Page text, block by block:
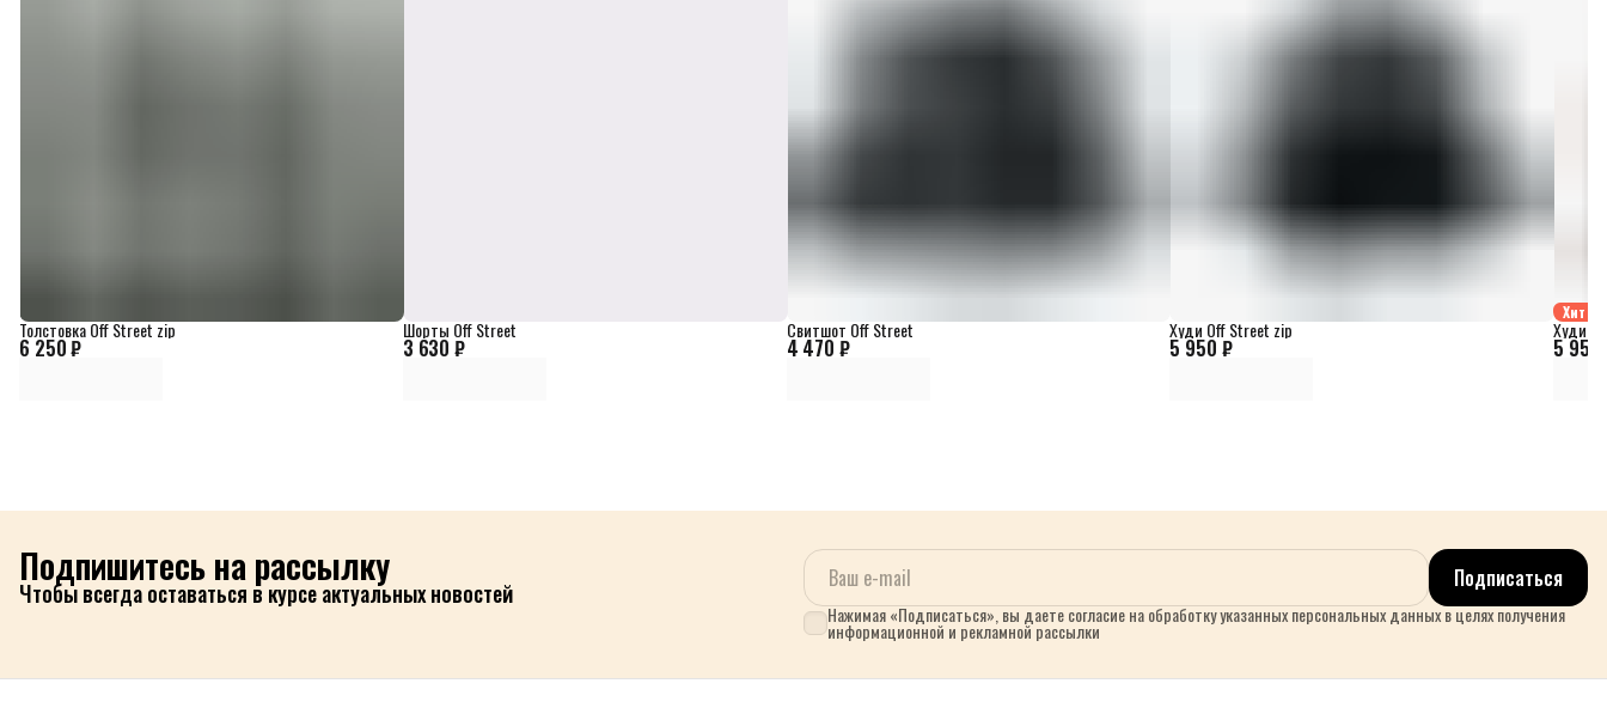
6 250 ₽
Толстовка Off Street zip
3 630 ₽
Шорты Off Street
4 470 ₽
Свитшот Off Street
5 950 ₽
Худи Off Street zip
Хит
5 950
Худи
Подпишитесь на рассылку
Чтобы всегда оставаться в курсе актуальных новостей Подписаться
Нажимая «Подписаться», вы даете согласие на обработку указанных персональных данных в целях получения
информационной и рекламной рассылки